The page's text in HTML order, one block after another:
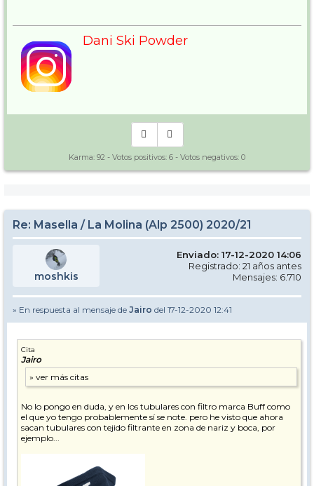
Dani Ski Powder
Karma: 92 - Votos positivos: 6 - Votos negativos: 0
Re: Masella / La Molina (Alp 2500) 2020/21
moshkis
Enviado: 17-12-2020 14:06
Registrado: 21 años antes
Mensajes: 6.710
» En respuesta al mensaje de Jairo del 17-12-2020 12:41
Cita
Jairo
No lo pongo en duda, y en los tubulares con filtro marca Buff como
el que yo tengo probablemente sí se note. pero he visto que ahora
sacan tubulares con tejido filtrante en zona de nariz y boca, por
ejemplo...